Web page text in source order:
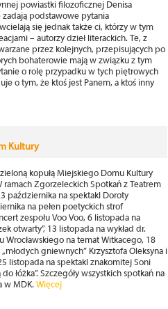
powiastki filozoficznej Denisa
zadają podstawowe pytania
się jednak także ci, którzy w tym
– autorzy dzieł literackich. Te, z
przez kolejnych, przepisujących po
bohaterowie mają w związku z tym
o rolę przypadku w tych piętrowych
o tym, że ktoś jest Panem, a ktoś inny
Kultury
kopułą Miejskiego Domu Kultury
Zgorzeleckich Spotkań z Teatrem
października na spektakl Doroty
na pełen poetyckich strof
zespołu Voo Voo, 6 listopada na
otwarty”, 13 listopada na wykład dr.
Wrocławskiego na temat Witkacego, 18
gniewnych” Krzysztofa Oleksyna i
listopada na spektakl znakomitej Soni
łóżka”. Szczegóły wszystkich spotkań na
w MDK. Więcej